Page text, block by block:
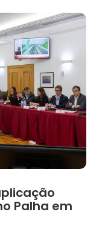
Palha em